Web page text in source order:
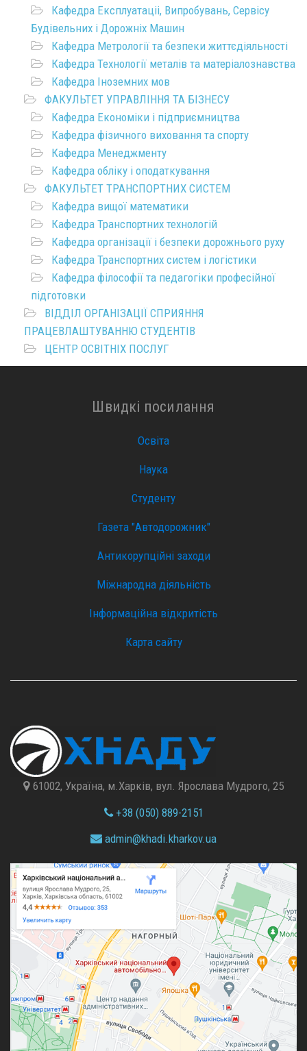
Кафедра Експлуатаціі, Випробувань, Сервісу
Будівельних і Дорожніх Машин
Кафедра Метрології та безпеки життєдіяльності
Кафедра Технології металів та матеріалознавства
Кафедра Іноземних мов
ФАКУЛЬТЕТ УПРАВЛІННЯ ТА БІЗНЕСУ
Кафедра Економіки і підприємництва
Кафедра фізичного виховання та спорту
Кафедра Менеджменту
Кафедра обліку і оподаткування
ФАКУЛЬТЕТ ТРАНСПОРТНИХ СИСТЕМ
Кафедра вищої математики
Кафедра Транспортних технологій
Кафедра організації і безпеки дорожнього руху
Кафедра Транспортних систем і логістики
Кафедра філософії та педагогіки професійної
підготовки
ВІДДІЛ ОРГАНІЗАЦІЇ СПРИЯННЯ
ПРАЦЕВЛАШТУВАННЮ СТУДЕНТІВ
ЦЕНТР ОСВІТНІХ ПОСЛУГ
Швидкі посилання
Освіта
Наука
Студенту
Газета "Автодорожник"
Антикорупційні заходи
Міжнародна діяльність
Інформаційна відкритість
Карта сайту
61002, Україна, м.Харків, вул. Ярослава Мудрого, 25
+38 (050) 889-2151
admin@khadi.kharkov.ua